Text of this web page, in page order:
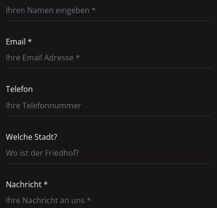
Email *
Telefon
Welche Stadt?
Nachricht *